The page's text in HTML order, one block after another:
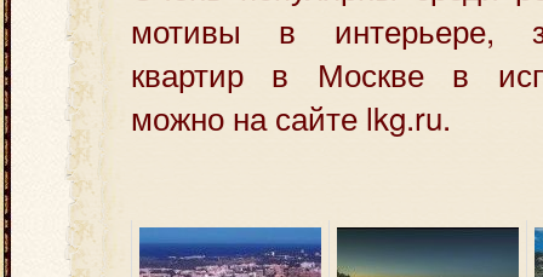
мотивы в интерьере,
квартир в Москве в
можно на сайте lkg.ru.